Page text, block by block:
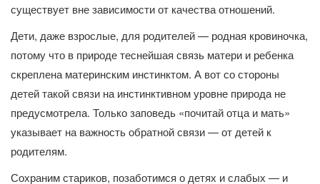
существует вне зависимости от качества отношений.
Дети, даже взрослые, для родителей — родная кровиночка,
потому что в природе теснейшая связь матери и ребенка
скреплена материнским инстинктом. А вот со стороны
детей такой связи на инстинктивном уровне природа не
предусмотрела. Только заповедь «почитай отца и мать»
указывает на важность обратной связи — от детей к
родителям.
Сохраним стариков, позаботимся о детях и слабых — и